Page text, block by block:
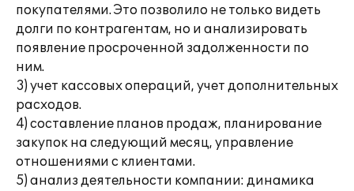
покупателями. Это позволило не только видеть
долги по контрагентам, но и анализировать
появление просроченной задолженности по
ним.
3) учет кассовых операций, учет дополнительных
расходов.
4) составление планов продаж, планирование
закупок на следующий месяц, управление
отношениями с клиентами.
5) анализ деятельности компании: динамика